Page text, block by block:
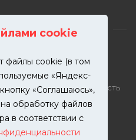
cookie
файлы cookie (в том
«Яндекс-
«Соглашаюсь»,
обработку файлов
в соответствии с
ремонт и покраска
на сайте – собственность
сайта KUTUZOVV.RU без